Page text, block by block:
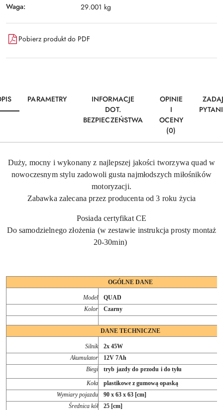
Waga: 29.001 kg
Pobierz produkt do PDF
PARAMETRY
INFORMACJE
DOT.
BEZPIECZEŃSTWA
OPINIE
I
OCENY
(0)
Duży, mocny i wykonany z najlepszej jakości tworzywa quad w
nowoczesnym stylu zadowoli gusta najmłodszych miłośników
motoryzacji.
Zabawka zalecana przez producenta od 3 roku życia
Posiada certyfikat CE
Do samodzielnego złożenia (w zestawie instrukcja prosty montaż
20-30min)
OGÓLNE DANE
Model
QUAD
Kolor
Czarny
DANE TECHNICZNE
Silnik
2x 45W
Akumulator
12V 7Ah
Biegi
tryb jazdy do przodu i do tyłu
Koła
plastikowe z gumową opaską
Wymiary pojazdu
90 x 63 x 63 [cm]
Średnica kół
25 [cm]